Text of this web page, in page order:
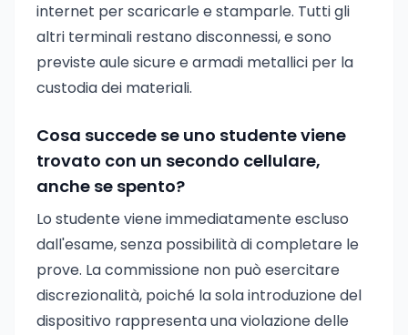
internet per scaricarle e stamparle. Tutti gli
altri terminali restano disconnessi, e sono
previste aule sicure e armadi metallici per la
custodia dei materiali.
Cosa succede se uno studente viene
trovato con un secondo cellulare,
anche se spento?
Lo studente viene immediatamente escluso
dall'esame, senza possibilità di completare le
prove. La commissione non può esercitare
discrezionalità, poiché la sola introduzione del
dispositivo rappresenta una violazione delle